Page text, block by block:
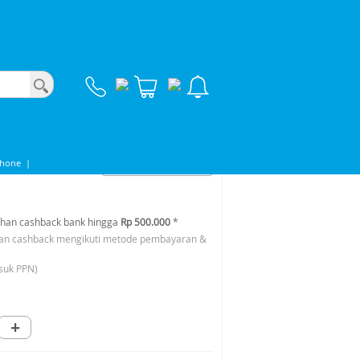
|
cashback bank hingga Rp 500.000*
cashback mengikuti metode pembayaran &
PPN)
+